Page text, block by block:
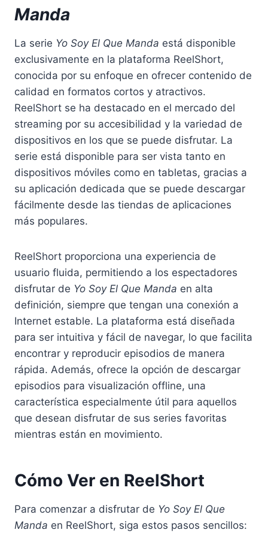
Manda
La serie Yo Soy El Que Manda está disponible
exclusivamente en la plataforma ReelShort,
conocida por su enfoque en ofrecer contenido de
calidad en formatos cortos y atractivos.
ReelShort se ha destacado en el mercado del
streaming por su accesibilidad y la variedad de
dispositivos en los que se puede disfrutar. La
serie está disponible para ser vista tanto en
dispositivos móviles como en tabletas, gracias a
su aplicación dedicada que se puede descargar
fácilmente desde las tiendas de aplicaciones
más populares.
ReelShort proporciona una experiencia de
usuario fluida, permitiendo a los espectadores
disfrutar de Yo Soy El Que Manda en alta
definición, siempre que tengan una conexión a
Internet estable. La plataforma está diseñada
para ser intuitiva y fácil de navegar, lo que facilita
encontrar y reproducir episodios de manera
rápida. Además, ofrece la opción de descargar
episodios para visualización offline, una
característica especialmente útil para aquellos
que desean disfrutar de sus series favoritas
mientras están en movimiento.
Cómo Ver en ReelShort
Para comenzar a disfrutar de Yo Soy El Que
Manda en ReelShort, siga estos pasos sencillos: